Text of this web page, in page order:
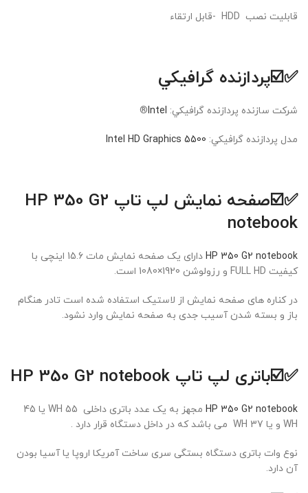
قابلیت نصب HDD -قابل ارتقاء
✅☑️پردازنده گرافيکي
شرکت سازنده پردازنده گرافيکي: Intel
®
مدل پردازنده گرافيکي: Intel HD Graphics 5500
✅☑️
صفحه نمایش لپ تاپ HP 350 G2
notebook
HP 350 G2 notebook
دارای یک صفحه نمایش مات 15.6 اینچی با
کیفیت FULL HD و رزولوشن 1920×1080 است.
در کناره های صفحه نمایش از لاستیک استفاده شده است تادر هنگام
باز و بسته شدن آسیب جدی به صفحه نمایش وارد نشود.
✅☑️باتری لپ تاپ HP 350 G2 notebook
HP 350 G2 notebook
مجهز به یک عدد باتری داخلی 55 WH یا 45
WH و یا 37 WH می باشد که در داخل دستگاه قرار دارد .
نوع وات باتری دستگاه بستگی سری ساخت آمریکا اروپا یا آسیا بودن
آن دارد.